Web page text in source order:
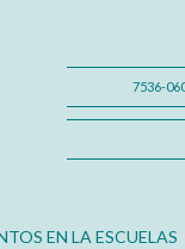
7536-
EN LA ESCUELAS